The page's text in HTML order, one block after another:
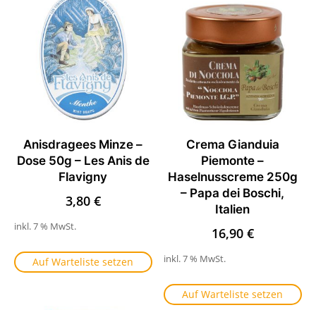
Anisdragees Minze –
Dose 50g – Les Anis de
Flavigny
3,80 €
inkl. 7 % MwSt.
Auf Warteliste setzen
Crema Gianduia
Piemonte –
Haselnusscreme 250g
– Papa dei Boschi,
Italien
16,90 €
inkl. 7 % MwSt.
Auf Warteliste setzen